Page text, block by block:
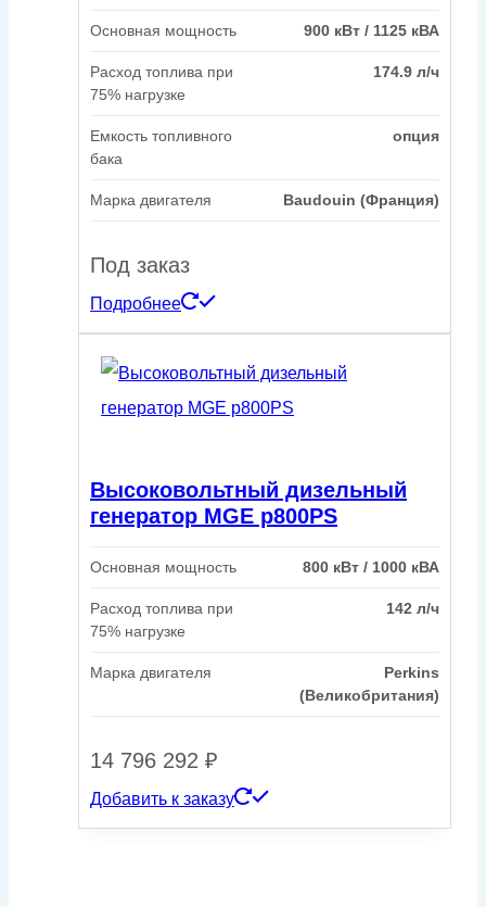
Основная мощность 900 кВт / 1125 кВА
Расход топлива при
75% нагрузке
174.9 л/ч
Емкость топливного
бака
опция
Марка двигателя Baudouin (Франция)
Под заказ
Подробнее
Высоковольтный дизельный
генератор MGE p800PS
Основная мощность 800 кВт / 1000 кВА
Расход топлива при
75% нагрузке
142 л/ч
Марка двигателя
Perkins
(Великобритания)
14 796 292 ₽
Добавить к заказу